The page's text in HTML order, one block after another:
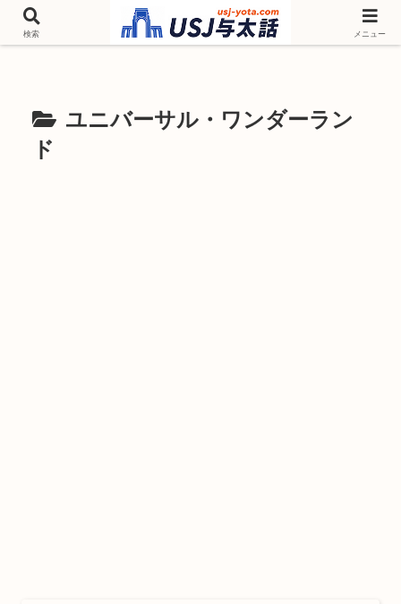
チケットやシーズンイベント ニンテンドーワールド アトラクションなどユニ
バを歩いて情報収集しています
ユニバーサル・ワンダーラン
ド
検索 メニュー